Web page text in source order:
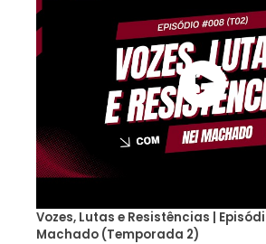
Vozes, Lutas e Resistências |
Machado (Temporada 2)